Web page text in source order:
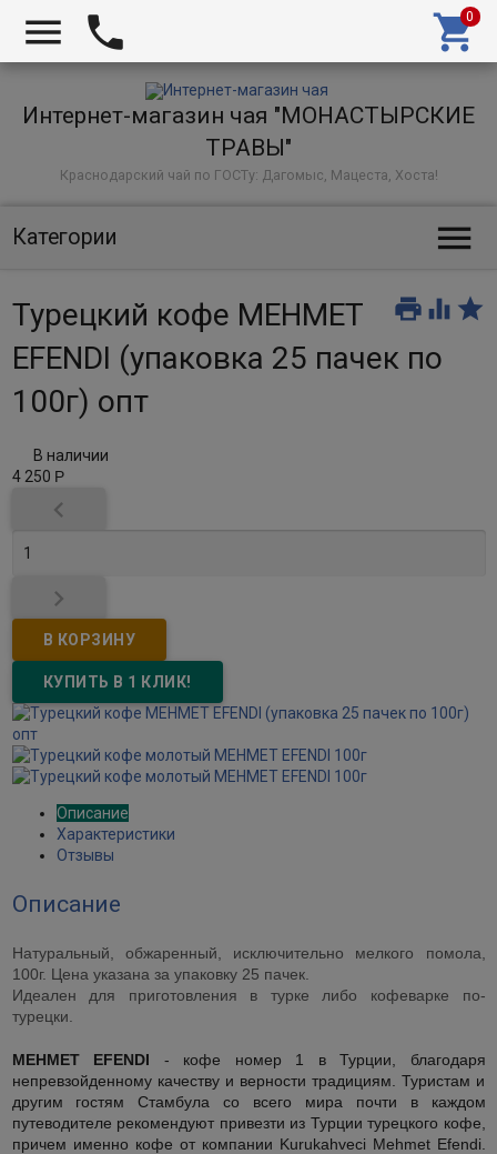
  
Интернет-магазин чая "МОНАСТЫРСКИЕ
ТРАВЫ"
Краснодарский чай по ГОСТу: Дагомыс, Мацеста, Хоста!
Категории 
  
Турецкий кофе MEHMET
EFENDI (упаковка 25 пачек по
100г) опт
В наличии
4 250 Р


Описание
Характеристики
Отзывы
Описание
Натуральный, обжаренный, исключительно мелкого помола,
100г. Цена указана за упаковку 25 пачек.
Идеален для приготовления в турке либо кофеварке по-
турецки.
MEHMET EFENDI - кофе номер 1 в Турции, благодаря
непревзойденному качеству и верности традициям. Туристам и
другим гостям Стамбула со всего мира почти в каждом
путеводителе рекомендуют привезти из Турции турецкого кофе,
причем именно кофе от компании Kurukahveci Mehmet Efendi.